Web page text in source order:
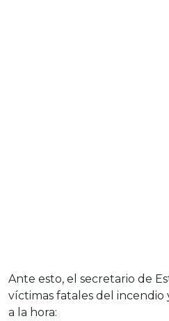
Ante esto, el secretario de
víctimas fatales del
a la hora: